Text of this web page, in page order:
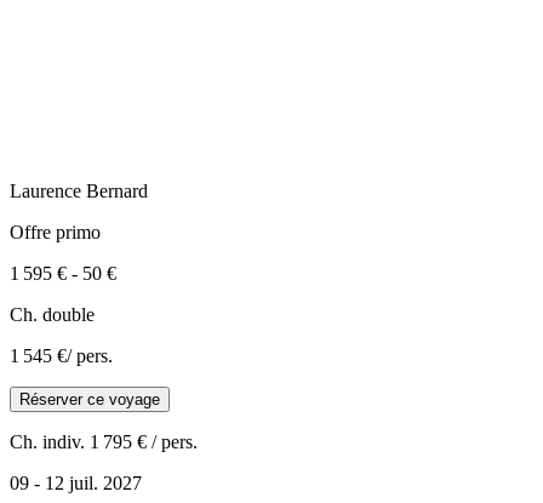
Laurence Bernard
Offre primo
1 595 € - 50 €
Ch. double
1 545 €/ pers.
Réserver ce voyage
Ch. indiv. 1 795 € / pers.
09 - 12 juil. 2027